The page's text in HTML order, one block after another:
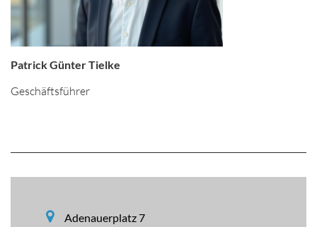
Patrick Günter Tielke
Geschäftsführer
Adenauerplatz 7